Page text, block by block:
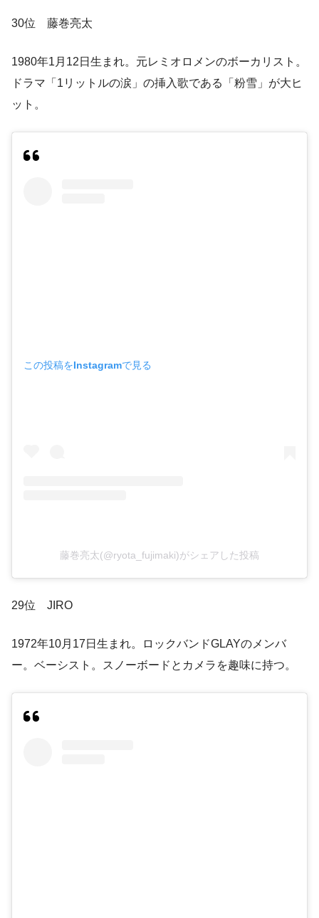
30位 藤巻亮太
1980年1月12日生まれ。元レミオロメンのボーカリスト。
ドラマ「1リットルの涙」の挿入歌である「粉雪」が大ヒ
ット。
この投稿をInstagramで見る
藤巻亮太(@ryota_fujimaki)がシェアした投稿
29位 JIRO
1972年10月17日生まれ。ロックバンドGLAYのメンバ
ー。ベーシスト。スノーボードとカメラを趣味に持つ。